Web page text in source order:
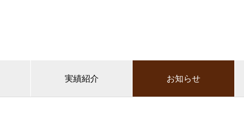
実績紹介 お知らせ